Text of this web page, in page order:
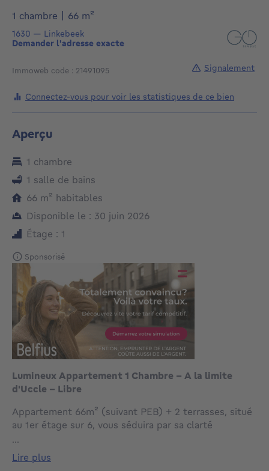
1 chambre
66 m²
1630 — Linkebeek
Demander l'adresse exacte
Immoweb code : 21491095
Connectez-vous pour voir les statistiques de ce bien
Signalement
Aperçu
1 chambre
1 salle de bains
66 m² mètres carrés
habitables
Disponible le : 30 juin 2026
Étage : 1
Sponsorisé
Lumineux Appartement 1 Chambre – A la limite
d'Uccle - Libre
Appartement 66m² (suivant PEB) + 2 terrasses, situé
au 1er étage sur 6, vous séduira par sa clarté
Situé en retrait de la chaussée au calme, il se
compose d'un hall d’entrée, séjour lumineux avec une
...
lire plus